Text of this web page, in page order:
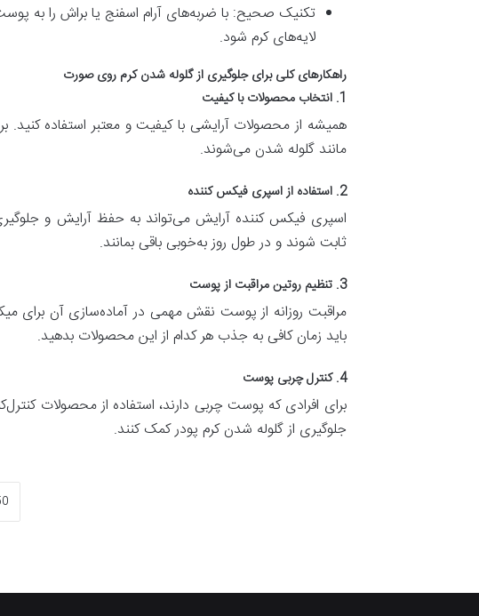
تکنیک صحیح: با ضربه‌های آرام اسفنج یا براش را به
لایه‌های کرم شود.
راهکارهای کلی برای جلوگیری از گلوله شدن کرم روی صورت
1. انتخاب محصولات با کیفیت
همیشه از محصولات آرایشی با کیفیت و معتبر استفاده کنید.
مانند گلوله شدن می‌شوند.
2. استفاده از اسپری فیکس کننده
اسپری فیکس کننده آرایش می‌تواند به حفظ آرایش و
ثابت شوند و در طول روز به‌خوبی باقی بمانند.
3. تنظیم روتین مراقبت از پوست
مراقبت روزانه از پوست نقش مهمی در آماده‌سازی آن برای
باید زمان کافی به جذب هر کدام از این محصولات بدهید.
4. کنترل چربی پوست
برای افرادی که پوست چربی دارند، استفاده از محصولات
جلوگیری از گلوله شدن کرم پودر کمک کنند.